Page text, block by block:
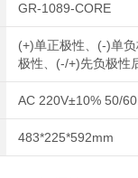
GR-1089-CORE
(+)单正极性、(-)单
极性、(-/+)先负极性
AC 220V±10% 50/
483*225*592mm